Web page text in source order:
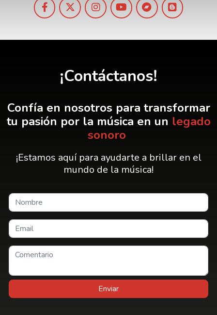
¡Contáctanos!
Confía en nosotros para transformar
tu pasión por la música en un legado
sonoro
¡Estamos aquí para ayudarte a brillar en el
mundo de la música!
Enviar